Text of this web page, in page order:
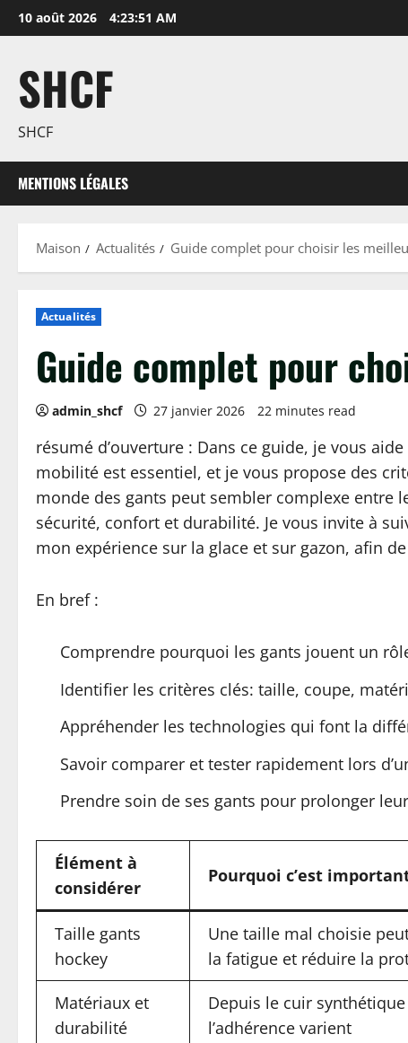
Passer
au
10 août 2026 4:23:52 AM
SHCF
SHCF
MENTIONS LÉGALES
Maison Actualités Guide complet pour choisir les
Actualités
Guide complet pour
admin_shcf 27 janvier 2026 22 minutes read
résumé d’ouverture : Dans ce guide, je vous
mobilité est essentiel, et je vous propose des
monde des gants peut sembler complexe entre
sécurité, confort et durabilité. Je vous invite à
mon expérience sur la glace et sur gazon, afin
En bref :
Comprendre pourquoi les gants jouent un
Identifier les critères clés: taille, coupe,
Appréhender les technologies qui font la
Savoir comparer et tester rapidement lors
Prendre soin de ses gants pour prolonger
Élément à
considérer
Pourquoi c’est
Taille gants
hockey
Une taille mal choisie
la fatigue et réduire la
Matériaux et
durabilité
Depuis le cuir
l’adhérence varient